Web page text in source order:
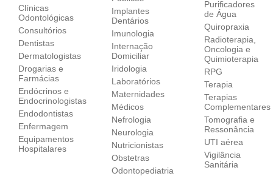
Clínicas
Odontológicas
Consultórios
Dentistas
Dermatologistas
Drogarias e
Farmácias
Endócrinos e
Endocrinologistas
Endodontistas
Enfermagem
Equipamentos
Hospitalares
Implantes
Dentários
Imunologia
Internação
Domiciliar
Iridologia
Laboratórios
Maternidades
Médicos
Nefrologia
Neurologia
Nutricionistas
Obstetras
Odontopediatria
Purificadores
de Água
Quiropraxia
Radioterapia,
Oncologia e
Quimioterapia
RPG
Terapia
Terapias
Complementares
Tomografia e
Ressonância
UTI aérea
Vigilância
Sanitária